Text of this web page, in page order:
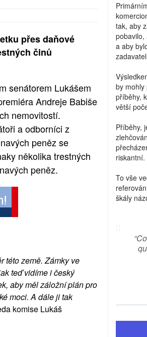
přes daňové
činů
senátorem Lukášem
Andreje Babiše
nemovitostí.
a odborníci z
peněz se
několika trestných
peněz.
této země. Zámky ve
teď vidíme i český
aby měl záložní plán pro
moci. A dále ji tak
komise Lukáš
tak, aby
pobavilo,
a aby
by mohly
příběhy,
větší
Příběhy,
riskantní.
To vše
škály